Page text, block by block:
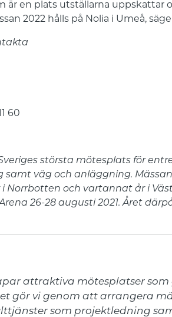
är en plats utställarna uppskattar
2022 hålls på Nolia i Umeå,
60
största mötesplats för
samt väg och anläggning.
Norrbotten och vartannat år i
26-28 augusti 2021. Året
attraktiva mötesplatser
gör vi genom att arrangera
som projektledning